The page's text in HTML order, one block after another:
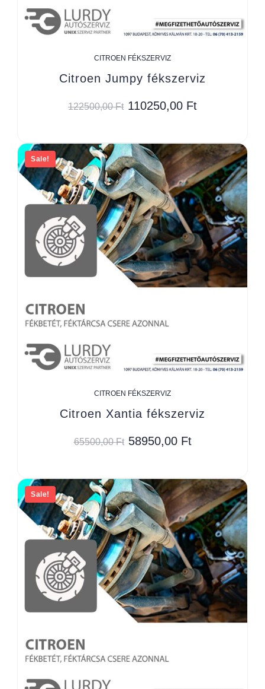
CITROEN FÉKSZERVIZ
Citroen Jumpy fékszerviz
122500,00Ft 110250,00 Ft
Sale!
CITROEN FÉKSZERVIZ
Citroen Xantia fékszerviz
65500,00Ft 58950,00 Ft
Sale!